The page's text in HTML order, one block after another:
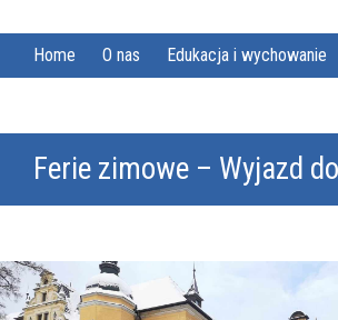
Home O nas Edukacja i wychowanie
Ferie zimowe – Wyjazd